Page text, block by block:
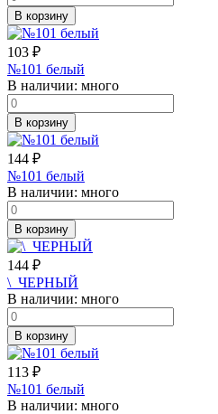
В корзину
103 ₽
№101 белый
В наличии: много
В корзину
144 ₽
№101 белый
В наличии: много
В корзину
144 ₽
\_ЧЕРНЫЙ
В наличии: много
В корзину
113 ₽
№101 белый
В наличии: много